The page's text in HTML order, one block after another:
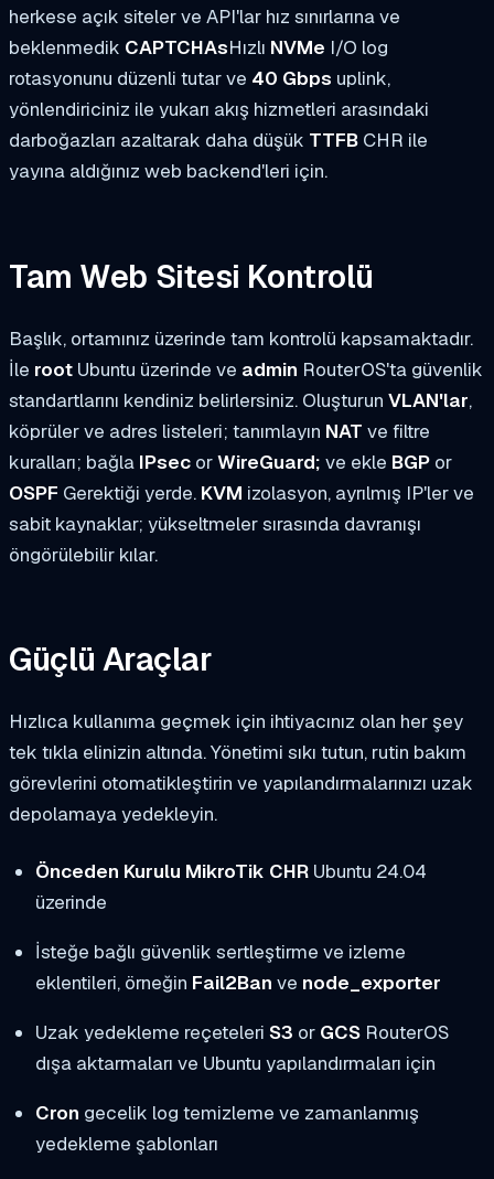
herkese açık siteler ve API'lar hız sınırlarına ve
beklenmedik CAPTCHAsHızlı NVMe I/O log
rotasyonunu düzenli tutar ve 40 Gbps uplink,
yönlendiriciniz ile yukarı akış hizmetleri arasındaki
darboğazları azaltarak daha düşük TTFB CHR ile
yayına aldığınız web backend'leri için.
Tam Web Sitesi Kontrolü
Başlık, ortamınız üzerinde tam kontrolü kapsamaktadır.
İle root Ubuntu üzerinde ve admin RouterOS'ta güvenlik
standartlarını kendiniz belirlersiniz. Oluşturun VLAN'lar,
köprüler ve adres listeleri; tanımlayın NAT ve filtre
kuralları; bağla IPsec orWireGuard; ve ekle BGP or
OSPF Gerektiği yerde. KVM izolasyon, ayrılmış IP'ler ve
sabit kaynaklar; yükseltmeler sırasında davranışı
öngörülebilir kılar.
Güçlü Araçlar
Hızlıca kullanıma geçmek için ihtiyacınız olan her şey
tek tıkla elinizin altında. Yönetimi sıkı tutun, rutin bakım
görevlerini otomatikleştirin ve yapılandırmalarınızı uzak
depolamaya yedekleyin.
Önceden Kurulu MikroTik CHRUbuntu 24.04
üzerinde
İsteğe bağlı güvenlik sertleştirme ve izleme
eklentileri, örneğin Fail2Ban ve node_exporter
Uzak yedekleme reçeteleri S3 or GCSRouterOS
dışa aktarmaları ve Ubuntu yapılandırmaları için
Cron gecelik log temizleme ve zamanlanmış
yedekleme şablonları